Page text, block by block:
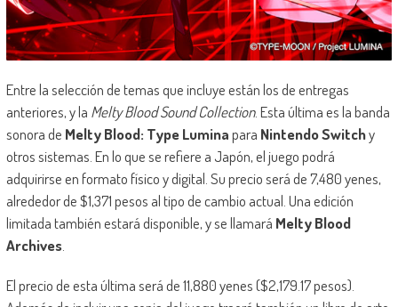
Entre la selección de temas que incluye están los de entregas
anteriores, y la Melty Blood Sound Collection. Esta última es la banda
sonora de Melty Blood: Type Luminapara Nintendo Switchy
otros sistemas. En lo que se refiere a Japón, el juego podrá
adquirirse en formato físico y digital. Su precio será de 7,480 yenes,
alrededor de $1,371 pesos al tipo de cambio actual. Una edición
limitada también estará disponible, y se llamará Melty Blood
Archives.
El precio de esta última será de 11,880 yenes ($2,179.17 pesos).